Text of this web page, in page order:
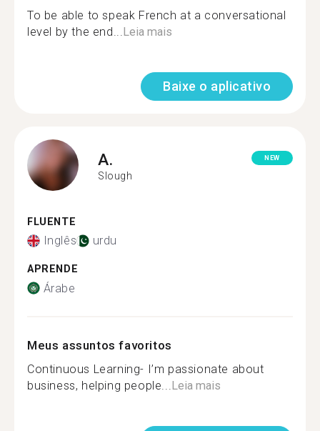
To be able to speak French at a conversational
level by the end... Leia mais
Baixe o aplicativo
A.
Slough
NEW
FLUENTE
Inglês urdu
APRENDE
Árabe
Meus assuntos favoritos
Continuous Learning- I’m passionate about
business, helping people... Leia mais